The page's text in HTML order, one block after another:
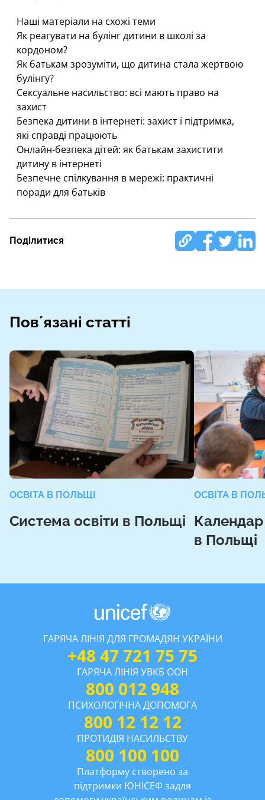
Наші матеріали на схожі теми
Як реагувати на булінг дитини в школі за
кордоном?
Як батькам зрозуміти, що дитина стала жертвою
булінгу?
Сексуальне насильство: всі мають право на
захист
Безпека дитини в інтернеті: захист і підтримка,
які справді працюють
Онлайн-безпека дітей: як батькам захистити
дитину в інтернеті
Безпечне спілкування в мережі: практичні
поради для батьків
Поділитися
Повʼязані статті
ОСВІТА В ПОЛЬЩІ
Система освіти в Польщі
ОСВІТА В
в Польщі
ГАРЯЧА ЛІНІЯ ДЛЯ ГРОМАДЯН УКРАЇНИ
+48 47 721 75 75
ГАРЯЧА ЛІНІЯ УВКБ ООН
800 012 948
ПСИХОЛОГІЧНА ДОПОМОГА
800 12 12 12
ПРОТИДІЯ НАСИЛЬСТВУ
800 100 100
Платформу створено за
підтримки ЮНІСЕФ задля